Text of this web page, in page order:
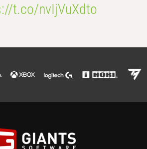
t.co/nvIjVuXdto